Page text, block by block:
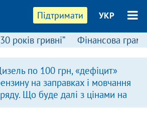
Підтримати УКР
років гривні” Фінансова
по 100 грн, «дефіцит»
на заправках і мовчання
Що буде далі з цінами на